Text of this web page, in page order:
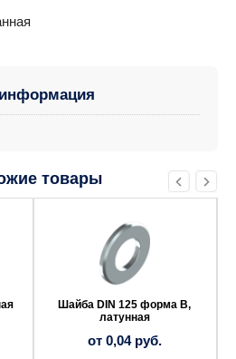
товары
Шайба DIN 125 форма В,
латунная
от 0,04 руб.
несколько
вариаций.
выбрать
товара.